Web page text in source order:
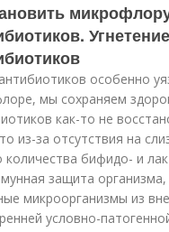
особенно
мы сохраняем
как-то не
из-за отсутствия на
количества бифидо- и
защита организма,
микроорганизмы из
условно-